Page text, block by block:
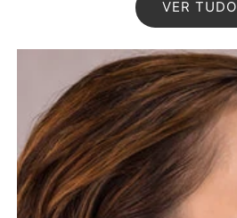
VER TUDO